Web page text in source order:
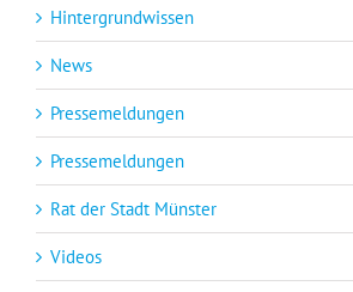
Hintergrundwissen
News
Pressemeldungen
Pressemeldungen
Rat der Stadt Münster
Videos